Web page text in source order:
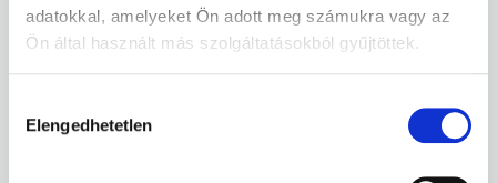
adatokkal, amelyeket Ön adott meg számukra vagy az
Ön által használt más szolgáltatásokból gyűjtöttek.
kiválasztása
Elengedhetetlen
Események
Tagok keresése
Információk